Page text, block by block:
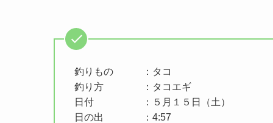
釣りもの ：タコ
釣り方 ：タコエギ
日付 ：５月１５日（土）
日の出 ：4:57